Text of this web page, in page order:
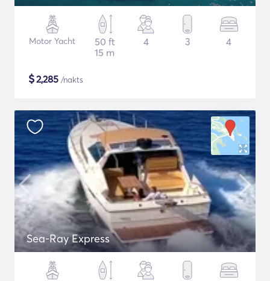
Motor Yacht
50 ft
15 m
4 3 4
$2,285 /nakts
Sea-Ray Express